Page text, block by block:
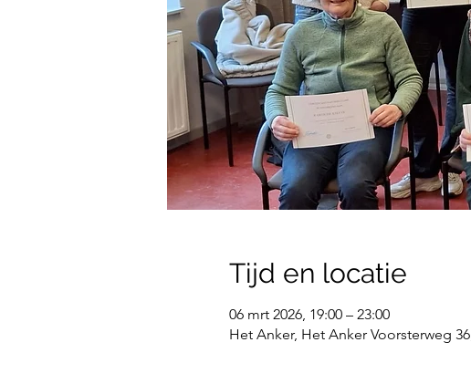
Tijd en locatie
06 mrt 2026, 19:00 – 23:00
Het Anker, Het Anker Voorsterweg